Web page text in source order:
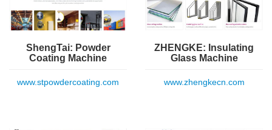
ShengTai: Powder
Coating Machine
www.stpowdercoating.com
ZHENGKE: Insulating
Glass Machine
www.zhengkecn.com